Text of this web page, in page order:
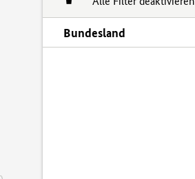
Bundesland